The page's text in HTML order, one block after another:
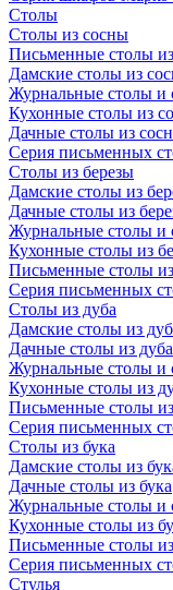
Столы
Столы из сосны
Письменные столы
Дамские столы из
Журнальные столы и
Кухонные столы из
Дачные столы из
Серия письменных
Столы из березы
Дамские столы из
Дачные столы из
Журнальные столы и
Кухонные столы из
Письменные столы
Серия письменных
Столы из дуба
Дамские столы из
Дачные столы из дуба
Журнальные столы и
Кухонные столы из
Письменные столы
Серия письменных
Столы из бука
Дамские столы из
Дачные столы из бука
Журнальные столы и
Кухонные столы из
Письменные столы
Серия письменных
Стулья